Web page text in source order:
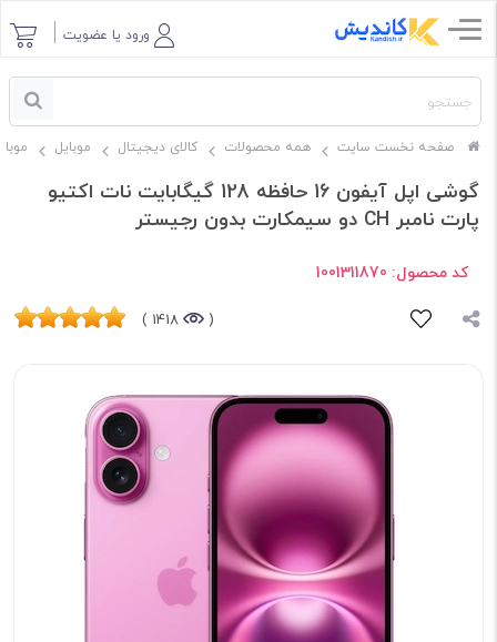
ورود یا عضویت
صفحه نخست سایت همه محصولات کالای دیجیتال موبایل
گوشی اپل آیفون 16 حافظه 128 گیگابایت نات اکتیو
پارت نامبر CH دو سیمکارت بدون رجیستر
کد محصول: 1001311870
(
1418 )